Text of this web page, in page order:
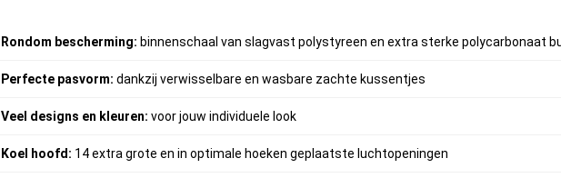
Rondom bescherming: binnenschaal van slagvast polystyreen en extra sterke polycarbonaat
Perfecte pasvorm: dankzij verwisselbare en wasbare zachte kussentjes
Veel designs en kleuren: voor jouw individuele look
Koel hoofd: 14 extra grote en in optimale hoeken geplaatste luchtopeningen